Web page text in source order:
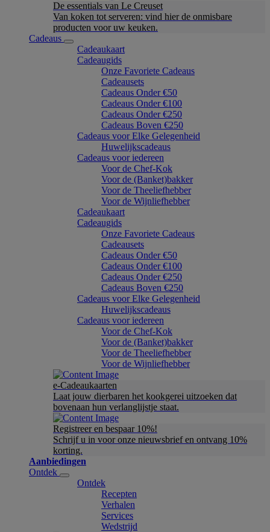
De essentials van Le Creuset
Van koken tot serveren: vind hier de onmisbare
producten voor uw keuken.
Cadeaus
Cadeaukaart
Cadeaugids
Onze Favoriete Cadeaus
Cadeausets
Cadeaus Onder €50
Cadeaus Onder €100
Cadeaus Onder €250
Cadeaus Boven €250
Cadeaus voor Elke Gelegenheid
Huwelijkscadeaus
Cadeaus voor iedereen
Voor de Chef-Kok
Voor de (Banket)bakker
Voor de Theeliefhebber
Voor de Wijnliefhebber
Cadeaukaart
Cadeaugids
Onze Favoriete Cadeaus
Cadeausets
Cadeaus Onder €50
Cadeaus Onder €100
Cadeaus Onder €250
Cadeaus Boven €250
Cadeaus voor Elke Gelegenheid
Huwelijkscadeaus
Cadeaus voor iedereen
Voor de Chef-Kok
Voor de (Banket)bakker
Voor de Theeliefhebber
Voor de Wijnliefhebber
e-Cadeaukaarten
Laat jouw dierbaren het kookgerei uitzoeken dat
bovenaan hun verlanglijstje staat.
Registreer en bespaar 10%!
Schrijf u in voor onze nieuwsbrief en ontvang 10%
korting.
Aanbiedingen
Ontdek
Ontdek
Recepten
Verhalen
Services
Wedstrijd